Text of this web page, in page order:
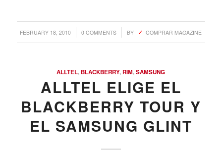
FEBRUARY 18, 2010
/ 0 COMMENTS
/ BY COMPRAR MAGAZINE
ALLTEL, BLACKBERRY, RIM,SAMSUNG
ALLTEL ELIGE EL
BLACKBERRY TOUR Y
EL SAMSUNG GLINT